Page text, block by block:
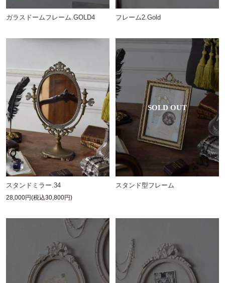
ガラスドームフレーム.GOLD4 フレーム2.Gold
スタンドミラー.34
28,000円(税込30,800円)
スタンド型フレーム